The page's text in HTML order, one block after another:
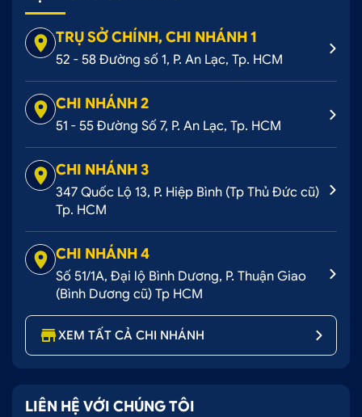
TRỤ SỞ CHÍNH, CHI NHÁNH 1
52 - 58 Đường số 1, P. An Lạc, Tp. HCM
CHI NHÁNH 2
51 - 55 Đường Số 7, P. An Lạc, Tp. HCM
CHI NHÁNH 3
347 Quốc Lộ 13, P. Hiệp Bình (Tp Thủ Đức cũ)
Tp. HCM
CHI NHÁNH 4
Số 51/1A, Đại lộ Bình Dương, P. Thuận Giao
(Bình Dương cũ) Tp HCM
XEM TẤT CẢ CHI NHÁNH
LIÊN HỆ VỚI CHÚNG TÔI